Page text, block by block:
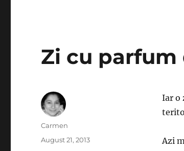
Zi cu parfum
Iar o
Azi
Author
Carmen
Posted
August 21, 2013